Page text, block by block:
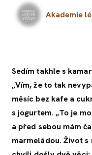
Akademie
Sedím takhle s
„Vím, že to tak
měsíc bez kafe a
s jogurtem. „To je
a před sebou mám
marmeládou. Život s